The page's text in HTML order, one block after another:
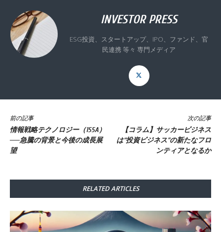
INVESTOR PRESS
ESG投資、スタートアップ、IPO、ファンド、官
民連携 等々 専門メディア
前の記事
情報戦略テクノロジー（155A）
──急騰の背景と今後の成長展
望
次の記事
【コラム】サッカービジネス
は“投資ビジネス”の新たなフロ
ンティアとなるか
RELATED ARTICLES